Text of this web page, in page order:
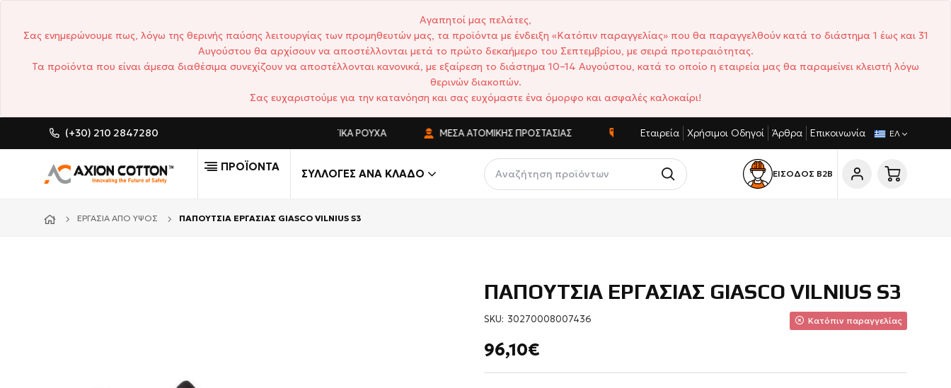
Αγαπητοί μας πελάτες,
Σας ενημερώνουμε πως, λόγω της θερινής παύσης λειτουργίας των προμηθευτών μας, τα προϊόντα με ένδειξη «Κατόπιν παραγγελίας» που θα παραγγελθούν κατά το διάστημα 1 έως και 31
Αυγούστου θα αρχίσουν να αποστέλλονται μετά το πρώτο δεκαήμερο του Σεπτεμβρίου, με σειρά προτεραιότητας.
Τα προϊόντα που είναι άμεσα διαθέσιμα συνεχίζουν να αποστέλλονται κανονικά, με εξαίρεση το διάστημα 10–14 Αυγούστου, κατά το οποίο η εταιρεία μας θα παραμείνει κλειστή λόγω
θερινών διακοπών.
Σας ευχαριστούμε για την κατανόηση και σας ευχόμαστε ένα όμορφο και ασφαλές καλοκαίρι!
(+30) 210 2847280 CUSTOM MADE ΕΠΑΓΓΕΛΜΑΤΙΚΆ ΡΟΎΧΑ ΜΈΣΑ ΑΤΟΜΙΚΉΣ ΠΡΟΣΤΑΣΊΑΣ ΑΝΤΑΓΩΝΙΣΤΙΚΈΣ ΤΙΜΈΣ ΣΎΝΤΟΜΟΙ ΧΡΌΝΟΙ ΠΑΡΆΔΟΣΗΣ
Εταιρεία Χρήσιμοι Οδηγοί Άρθρα Επικοινωνία ΕΛ
ΠΡΟΪΟΝΤΑ
ΣΥΛΛΟΓΈΣ ΑΝΆ ΚΛΆΔΟ ΕΙΣΟΔΟΣ Β2Β
ΕΡΓΑΣΊΑ ΑΠΌ ΎΨΟΣ ΠΑΠΟΥΤΣΙΑ ΕΡΓΑΣΙΑΣ GIASCO VILNIUS S3
ΠΑΠΟΥΤΣΙΑ ΕΡΓΑΣΙΑΣ GIASCO VILNIUS S3
SKU: 30270008007436 Κατόπιν παραγγελίας
96,10€